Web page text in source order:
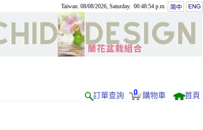
Taiwan. 08/08/2026, Saturday. 00:48:54 p.m.
訂單查詢 0 購物車 首頁